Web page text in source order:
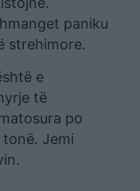
paniku
strehimore.
e
të
po
Jemi